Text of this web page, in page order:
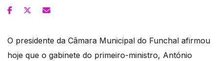
O presidente da Câmara Municipal do Funchal afirmou
hoje que o gabinete do primeiro-ministro, António